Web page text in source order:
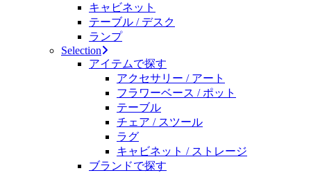
キャビネット
テーブル / デスク
ランプ
Selection
アイテムで探す
アクセサリー / アート
フラワーベース / ポット
テーブル
チェア / スツール
ラグ
キャビネット / ストレージ
ブランドで探す